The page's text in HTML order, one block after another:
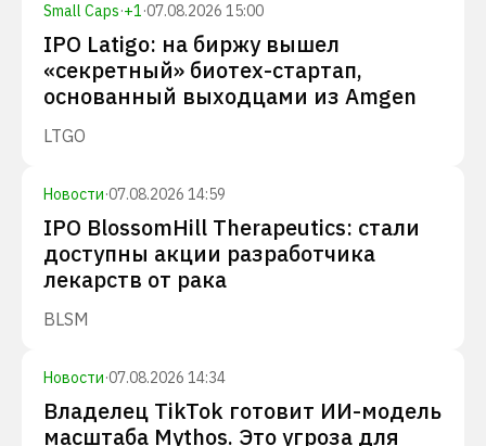
Small Caps·+1·07.08.2026 15:00
IPO Latigo: на биржу вышел
«секретный» биотех-стартап,
основанный выходцами из Amgen
LTGO
Новости·07.08.2026 14:59
IPO BlossomHill Therapeutics: стали
доступны акции разработчика
лекарств от рака
BLSM
Новости·07.08.2026 14:34
Владелец TikTok готовит ИИ-модель
масштаба Mythos. Это угроза для